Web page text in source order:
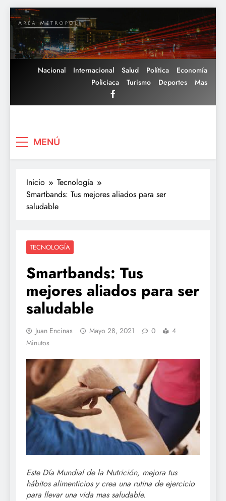
Saltar
al
contenido
Nacional Internacional Salud Política
Economía
Policiaca
Turismo Deportes Mas
MENÚ
Inicio
Tecnología
Smartbands: Tus mejores aliados para ser
saludable
TECNOLOGÍA
Smartbands: Tus
mejores aliados para ser
saludable
Juan Encinas Mayo 28, 2021 0
4
Minutos
Este Día Mundial de la Nutrición, mejora tus
hábitos alimenticios y crea una rutina de ejercicio
para llevar una vida mas saludable.